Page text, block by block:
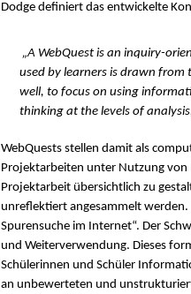
Dodge definiert das entwickelte
„A WebQuest is an inquiry-
used by learners is drawn from
well, to focus on using
thinking at the levels of
WebQuests stellen damit als
Projektarbeiten unter Nutzung
Projektarbeit übersichtlich zu
unreflektiert angesammelt werden.
Spurensuche im Internet“. Der
und Weiterverwendung. Dieses
Schülerinnen und Schüler
an unbewerteten und